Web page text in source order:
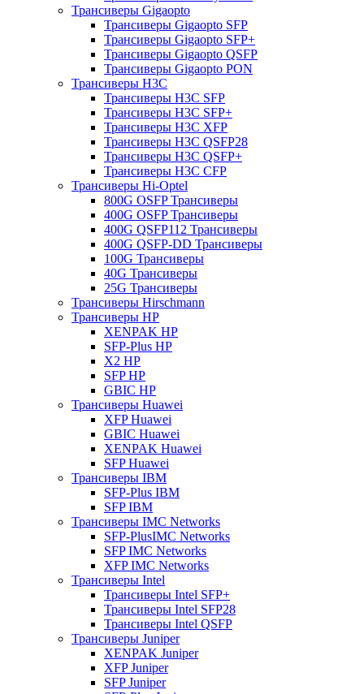
Трансиверы Gigaopto
Трансиверы Gigaopto SFP
Трансиверы Gigaopto SFP+
Трансиверы Gigaopto QSFP
Трансиверы Gigaopto PON
Трансиверы H3C
Трансиверы H3C SFP
Трансиверы H3C SFP+
Трансиверы H3C XFP
Трансиверы H3C QSFP28
Трансиверы H3C QSFP+
Трансиверы H3C CFP
Трансиверы Hi-Optel
800G OSFP Трансиверы
400G OSFP Трансиверы
400G QSFP112 Трансиверы
400G QSFP-DD Трансиверы
100G Трансиверы
40G Трансиверы
25G Трансиверы
Трансиверы Hirschmann
Трансиверы HP
XENPAK HP
SFP-Plus HP
X2 HP
SFP HP
GBIC HP
Трансиверы Huawei
XFP Huawei
GBIC Huawei
XENPAK Huawei
SFP Huawei
Трансиверы IBM
SFP-Plus IBM
SFP IBM
Трансиверы IMC Networks
SFP-PlusIMC Networks
SFP IMC Networks
XFP IMC Networks
Трансиверы Intel
Трансиверы Intel SFP+
Трансиверы Intel SFP28
Трансиверы Intel QSFP
Трансиверы Juniper
XENPAK Juniper
XFP Juniper
SFP Juniper